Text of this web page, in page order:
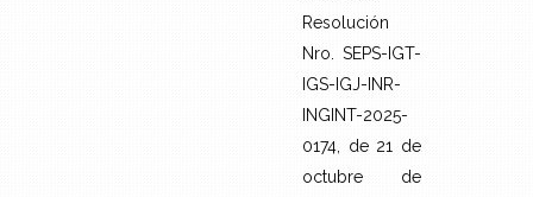
Resolución
Nro. SEPS-IGT-
IGS-IGJ-INR-
INGINT-2025-
0174, de 21 de
octubre de